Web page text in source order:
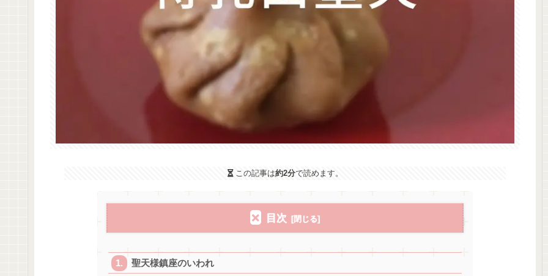
この記事は約2分で読めます。
目次
聖天様鎮座のいわれ